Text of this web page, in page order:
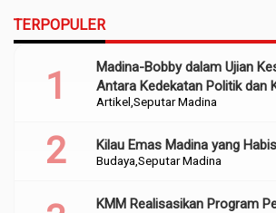
TERPOPULER
Artikel Seputar Madina
Madina-Bobby dalam Ujian
Antara Kedekatan Politik dan
Perencanaan
Budaya Seputar Madina
Kilau Emas Madina yang
KMM Realisasikan Program